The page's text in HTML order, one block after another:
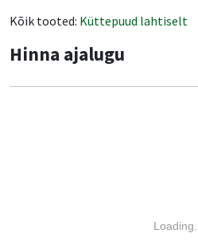
Kõik tooted: Küttepuud lahtiselt
Hinna ajalugu
Loading...